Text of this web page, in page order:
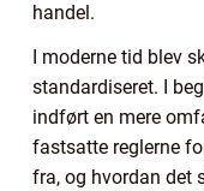
handel.
I moderne tid blev
standardiseret. I
indført en mere
fastsatte reglerne
fra, og hvordan det